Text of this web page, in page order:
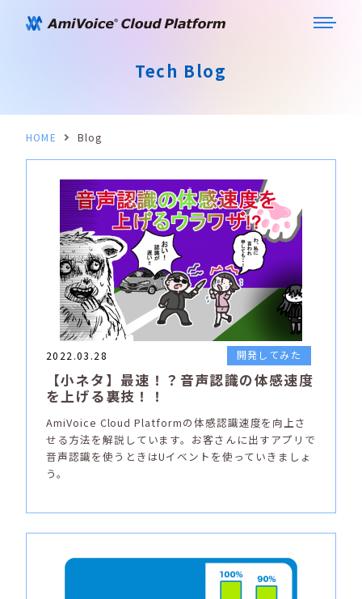
Tech Blog
HOME Blog
2022.03.28 開発してみた
【小ネタ】最速！？音声認識の体感速度
を上げる裏技！！
AmiVoice Cloud Platformの体感認識速度を向上さ
せる方法を解説しています。お客さんに出すアプリで
音声認識を使うときはUイベントを使っていきましょ
う。